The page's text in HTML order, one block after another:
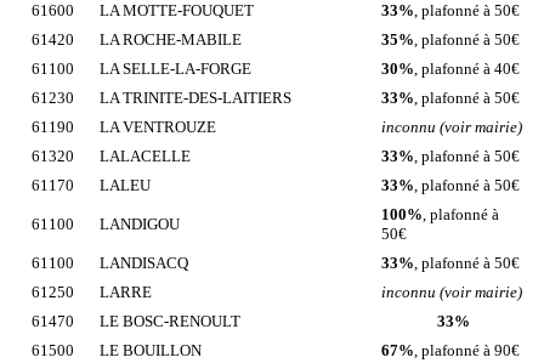
61600
LA MOTTE-FOUQUET 33% , plafonné à 50€
61420
LA ROCHE-MABILE 35% , plafonné à 50€
61100
LA SELLE-LA-FORGE 30% , plafonné à 40€
61230
LA TRINITE-DES-LAITIERS 33% , plafonné à 50€
61190
LA VENTROUZE
inconnu (voir mairie)
61320
LALACELLE 33% , plafonné à 50€
61170
LALEU 33% , plafonné à 50€
61100 LANDIGOU
100% , plafonné à
50€
61100
LANDISACQ 33% , plafonné à 50€
61250
LARRE
inconnu (voir mairie)
61470
LE BOSC-RENOULT
33%
61500
LE BOUILLON 67% , plafonné à 90€